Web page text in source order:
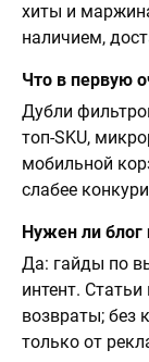
хиты и
наличием,
Что в первую
Дубли
топ-SKU,
мобильной
слабее
Нужен ли блог
Да: гайды по
интент.
возвраты; без
только от